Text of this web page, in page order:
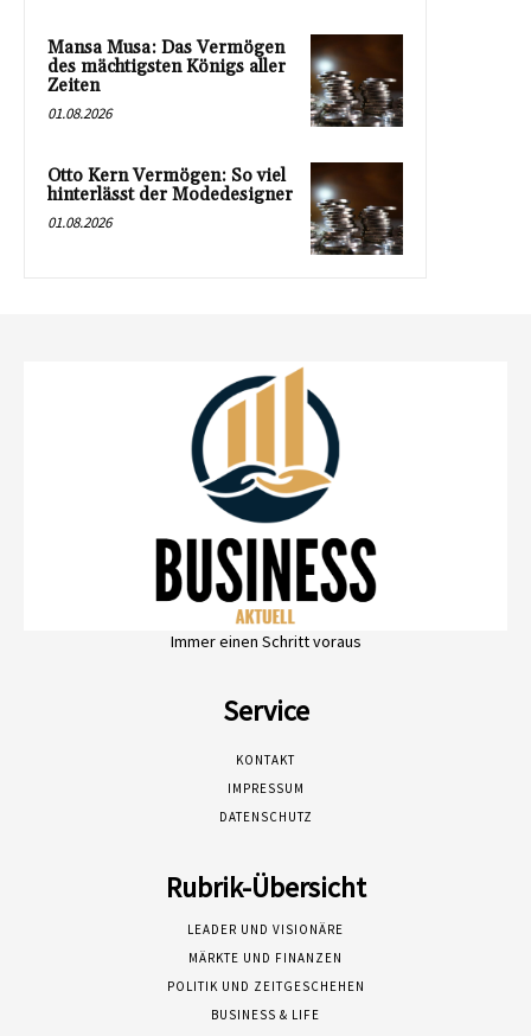
Mansa Musa: Das Vermögen
des mächtigsten Königs aller
Zeiten
01.08.2026
Otto Kern Vermögen: So viel
hinterlässt der Modedesigner
01.08.2026
Immer einen Schritt voraus
Service
KONTAKT
IMPRESSUM
DATENSCHUTZ
Rubrik-Übersicht
LEADER UND VISIONÄRE
MÄRKTE UND FINANZEN
POLITIK UND ZEITGESCHEHEN
BUSINESS & LIFE